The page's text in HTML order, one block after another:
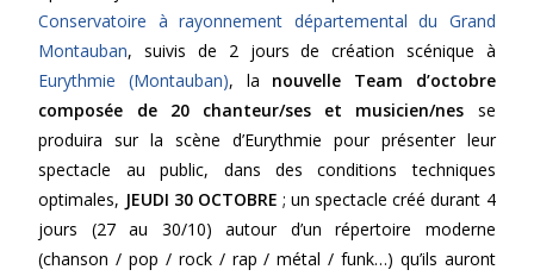
Conservatoire à rayonnement départemental du Grand
Montauban, suivis de 2 jours de création scénique à
Eurythmie (Montauban), la nouvelle Team d’octobre
composée de 20 chanteur/ses et musicien/nes se
produira sur la scène d’Eurythmie pour présenter leur
spectacle au public, dans des conditions techniques
optimales, JEUDI 30 OCTOBRE ; un spectacle créé durant 4
jours (27 au 30/10) autour d’un répertoire moderne
(chanson / pop / rock / rap / métal / funk…) qu’ils auront